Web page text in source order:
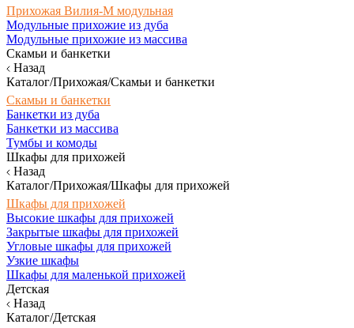
Прихожая Вилия-М модульная
Модульные прихожие из дуба
Модульные прихожие из массива
Скамьи и банкетки
Назад
Каталог/Прихожая/Скамьи и банкетки
Скамьи и банкетки
Банкетки из дуба
Банкетки из массива
Тумбы и комоды
Шкафы для прихожей
Назад
Каталог/Прихожая/Шкафы для прихожей
Шкафы для прихожей
Высокие шкафы для прихожей
Закрытые шкафы для прихожей
Угловые шкафы для прихожей
Узкие шкафы
Шкафы для маленькой прихожей
Детская
Назад
Каталог/Детская